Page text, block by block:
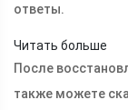
ответы.
Читать больше
После
также можете